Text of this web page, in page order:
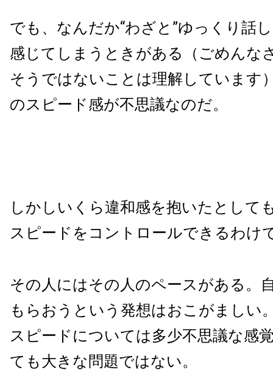
でも、なんだか“わざと”ゆっくり話
感じてしまうときがある（ごめんな
そうではないことは理解しています
のスピード感が不思議なのだ。
しかしいくら違和感を抱いたとして
スピードをコントロールできるわけ
その人にはその人のペースがある。
もらおうという発想はおこがましい
スピードについては多少不思議な感
ても大きな問題ではない。